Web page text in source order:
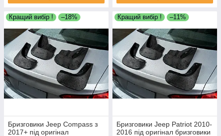
Кращий вибір ! –18%
Бризговики Jeep Compass з
2017+ під оригінал
Кращий вибір ! –11%
Бризговики Jeep Patriot 2010-
2016 під оригінал бризговики